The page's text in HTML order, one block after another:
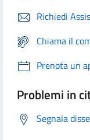
Richiedi
Chiama il
Prenota un
Problemi in
Segnala